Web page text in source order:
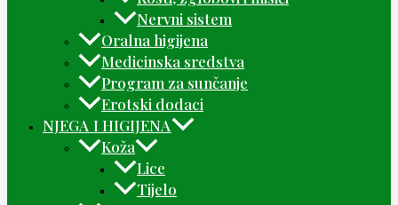
Nervni sistem
Oralna higijena
Medicinska sredstva
Program za sunčanje
Erotski dodaci
NJEGA I HIGIJENA
Koža
Lice
Tijelo